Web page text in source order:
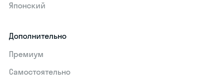
Японский
Дополнительно
Премиум
Самостоятельно